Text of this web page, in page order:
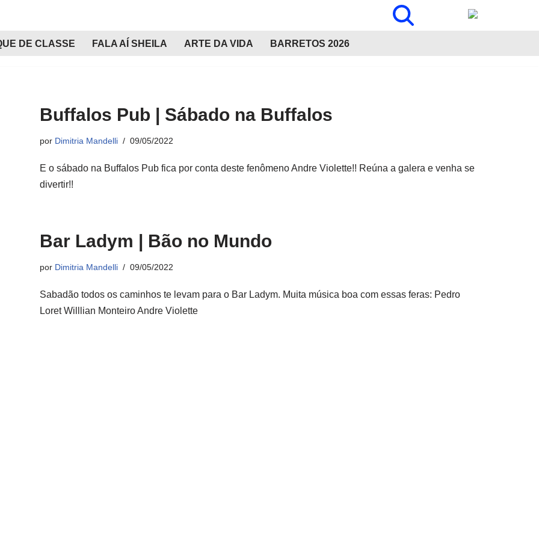
DE CLASSE FALA AÍ SHEILA ARTE DA VIDA BARRETOS 2026
Buffalos Pub | Sábado na Buffalos
por Dimitria Mandelli 09/05/2022
E o sábado na Buffalos Pub fica por conta deste fenômeno Andre Violette!! Reúna a galera e venha se
divertir!!
Bar Ladym | Bão no Mundo
por Dimitria Mandelli 09/05/2022
Sabadão todos os caminhos te levam para o Bar Ladym. Muita música boa com essas feras: Pedro
Loret Willlian Monteiro Andre Violette